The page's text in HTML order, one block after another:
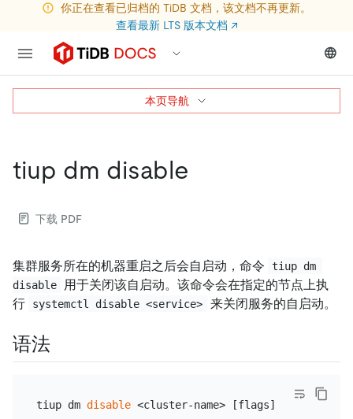
你正在查看已归档的 TiDB 文档，该文档不再更新。
查看最新 LTS 版本文档 ↗
tiup dm disable
下载 PDF
集群服务所在的机器重启之后会自启动，命令
tiup dm
disable
用于关闭该自启动。该命令会在指定的节点上执
行
systemctl disable <service> 来关闭服务的自启动。
语法
tiup dm disable
本页导航